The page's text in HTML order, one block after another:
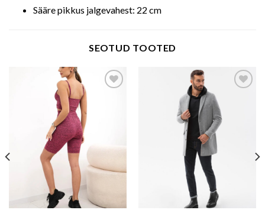
Sääre pikkus jalgevahest: 22 cm
SEOTUD TOOTED
Add to wishlist Add to wishlist